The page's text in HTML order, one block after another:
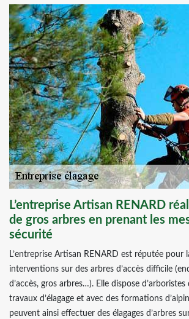
L’entreprise Artisan RENARD
de gros arbres en prenant les
sécurité
L’entreprise Artisan RENARD est réputée pour
interventions sur des arbres d’accès difficile
d’accès, gros arbres…). Elle dispose
travaux d’élagage et avec des formations
peuvent ainsi effectuer des élagages d’arbres